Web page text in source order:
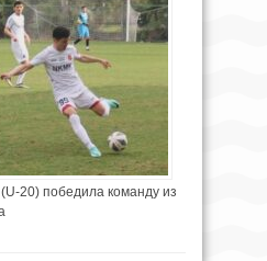
20) победила команду из